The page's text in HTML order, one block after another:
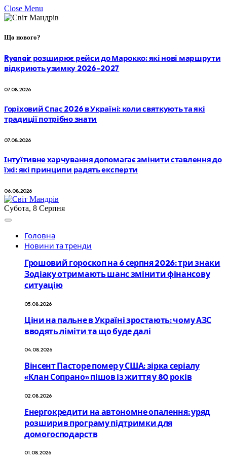
Close Menu
Що нового?
Ryanair розширює рейси до Марокко: які нові маршрути
відкриють узимку 2026–2027
07.08.2026
Горіховий Спас 2026 в Україні: коли святкують та які
традиції потрібно знати
07.08.2026
Інтуїтивне харчування допомагає змінити ставлення до
їжі: які принципи радять експерти
06.08.2026
Субота, 8 Серпня
Головна
Новини та тренди
Грошовий гороскоп на 6 серпня 2026: три знаки
Зодіаку отримають шанс змінити фінансову
ситуацію
05.08.2026
Ціни на пальне в Україні зростають: чому АЗС
вводять ліміти та що буде далі
04.08.2026
Вінсент Пасторе помер у США: зірка серіалу
«Клан Сопрано» пішов із життя у 80 років
02.08.2026
Енергокредити на автономне опалення: уряд
розширив програму підтримки для
домогосподарств
01.08.2026